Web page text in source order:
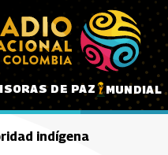
DE PAZ MUNDIAL
indígena